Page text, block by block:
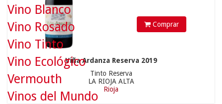
Comprar
Viña Ardanza Reserva 2019
Tinto Reserva
LA RIOJA ALTA
Rioja
39.90 €
Vino Blanco
Vino Rosado
Vino Tinto
Vino Ecológico
Vermouth
Vinos del Mundo